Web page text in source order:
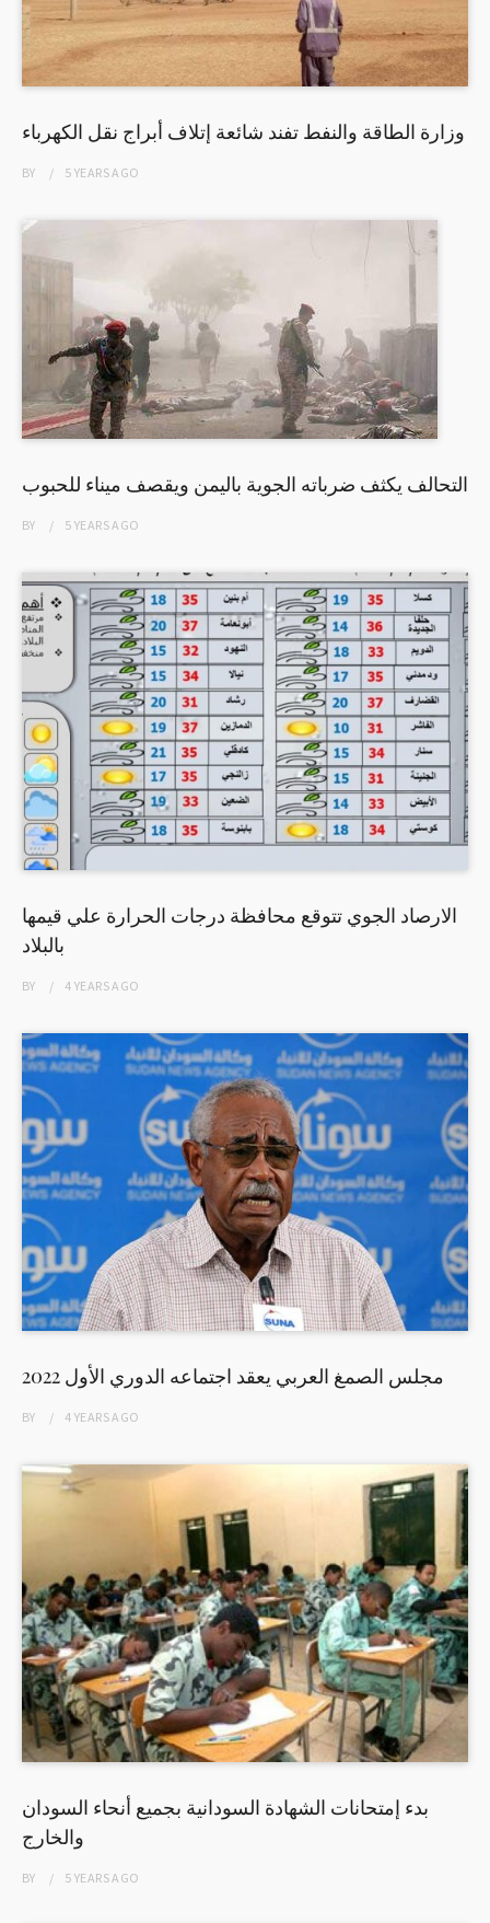
وزارة الطاقة والنفط تفند شائعة إتلاف أبراج نقل الكهرباء
BY 5 YEARSAGO
التحالف يكثف ضرباته الجوية باليمن ويقصف ميناء للحبوب
BY 5 YEARSAGO
الارصاد الجوي تتوقع محافظة درجات الحرارة علي قيمها
بالبلاد
BY 4 YEARSAGO
مجلس الصمغ العربي يعقد اجتماعه الدوري الأول 2022
BY 4 YEARSAGO
بدء إمتحانات الشهادة السودانية بجميع أنحاء السودان
والخارج
BY 5 YEARSAGO